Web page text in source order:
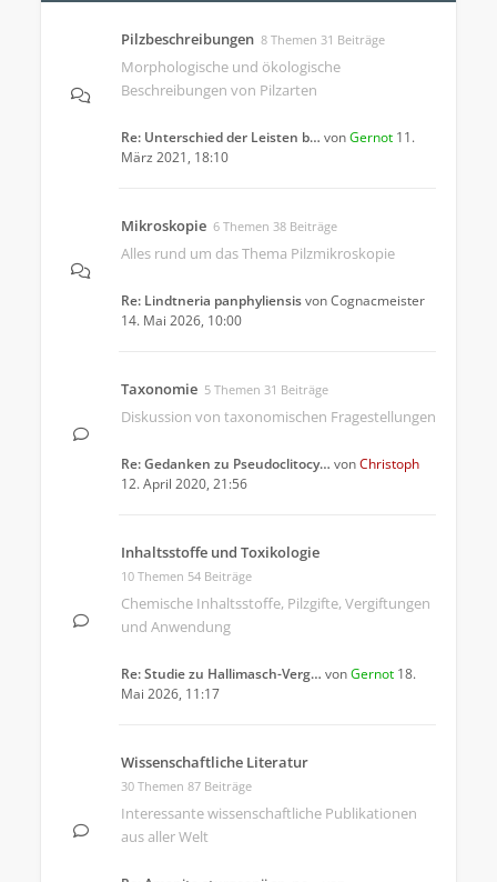
Pilzbeschreibungen 8 Themen 31 Beiträge
Morphologische und ökologische
Beschreibungen von Pilzarten
Re: Unterschied der Leisten b… vonGernot 11.
März 2021, 18:10
Mikroskopie 6 Themen 38 Beiträge
Alles rund um das Thema Pilzmikroskopie
Re: Lindtneria panphyliensisvonCognacmeister
14. Mai 2026, 10:00
Taxonomie 5 Themen 31 Beiträge
Diskussion von taxonomischen Fragestellungen
Re: Gedanken zu Pseudoclitocy… vonChristoph
12. April 2020, 21:56
Inhaltsstoffe und Toxikologie
10 Themen 54 Beiträge
Chemische Inhaltsstoffe, Pilzgifte, Vergiftungen
und Anwendung
Re: Studie zu Hallimasch-Verg… vonGernot 18.
Mai 2026, 11:17
Wissenschaftliche Literatur
30 Themen 87 Beiträge
Interessante wissenschaftliche Publikationen
aus aller Welt